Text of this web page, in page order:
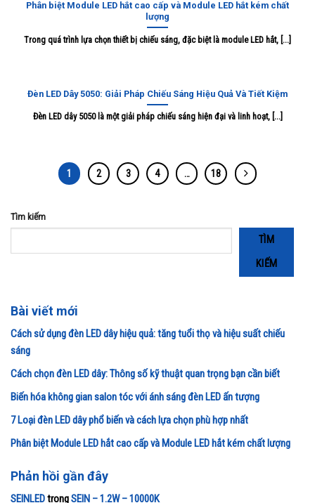
Phân biệt Module LED hắt cao cấp và Module LED hắt kém chất
lượng
Trong quá trình lựa chọn thiết bị chiếu sáng, đặc biệt là module LED hắt, [...]
Đèn LED Dây 5050: Giải Pháp Chiếu Sáng Hiệu Quả Và Tiết Kiệm
Đèn LED dây 5050 là một giải pháp chiếu sáng hiện đại và linh hoạt, [...]
1 2 3 4 … 18
Tìm kiếm
TÌM
KIẾM
Bài viết mới
Cách sử dụng đèn LED dây hiệu quả: tăng tuổi thọ và hiệu suất chiếu
sáng
Cách chọn đèn LED dây: Thông số kỹ thuật quan trọng bạn cần biết
Biến hóa không gian salon tóc với ánh sáng đèn LED ấn tượng
7 Loại đèn LED dây phổ biến và cách lựa chọn phù hợp nhất
Phân biệt Module LED hắt cao cấp và Module LED hắt kém chất lượng
Phản hồi gần đây
SEINLEDtrongSEIN – 1.2W – 10000K